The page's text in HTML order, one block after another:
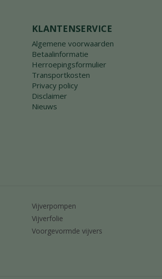
KLANTENSERVICE
Algemene voorwaarden
Betaalinformatie
Herroepingsformulier
Transportkosten
Privacy policy
Disclaimer
Nieuws
Vijverpompen
Vijverfolie
Voorgevormde vijvers